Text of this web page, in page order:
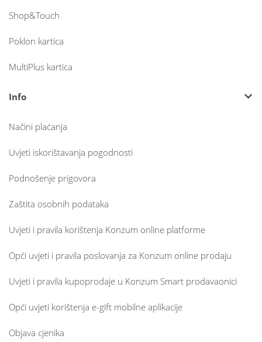
Shop&Touch
Poklon kartica
MultiPlus kartica
Info
Načini plaćanja
Uvjeti iskorištavanja pogodnosti
Podnošenje prigovora
Zaštita osobnih podataka
Uvjeti i pravila korištenja Konzum online platforme
Opći uvjeti i pravila poslovanja za Konzum online prodaju
Uvjeti i pravila kupoprodaje u Konzum Smart prodavaonici
Opći uvjeti korištenja e-gift mobilne aplikacije
Objava cjenika